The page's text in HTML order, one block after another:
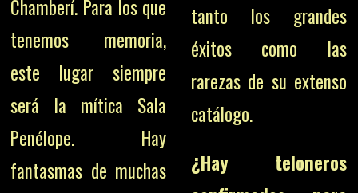
Chamberí. Para los que
tenemos memoria,
este lugar siempre
será la mítica Sala
Penélope. Hay
fantasmas de muchas
tanto los grandes
éxitos como las
rarezas de su extenso
catálogo.
¿Hay teloneros